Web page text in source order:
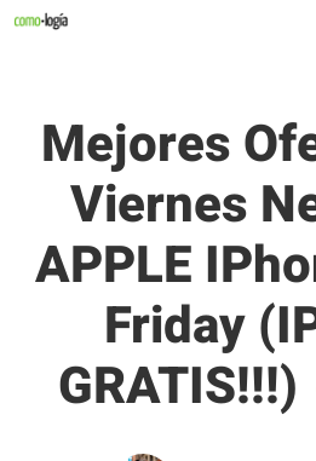
Saltar
Mejores
Viernes
APPLE
Friday
GRATIS!!!)